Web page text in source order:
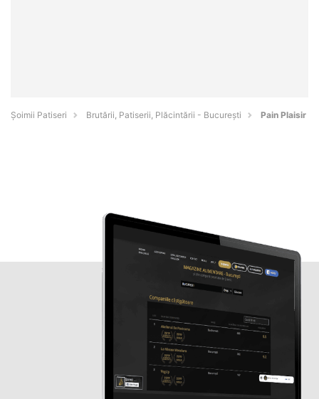
Șoimii Patiseri Brutării, Patiserii, Plăcintării - Bucureşti Pain Plaisir